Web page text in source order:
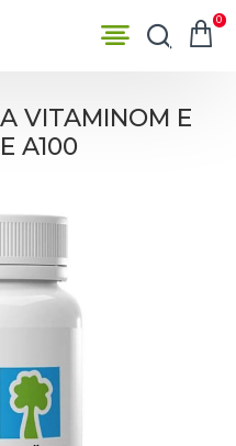
0
VITAMINOM E
A100